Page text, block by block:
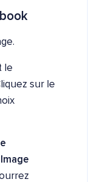
le
sur le
Image